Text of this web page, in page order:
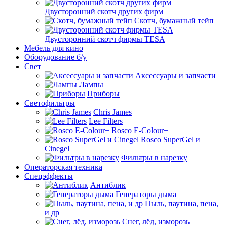
Двусторонний скотч других фирм
Скотч, бумажный тейп
Двусторонний скотч фирмы TESA
Мебель для кино
Оборудование б/у
Свет
Аксессуары и запчасти
Лампы
Приборы
Светофильтры
Chris James
Lee Filters
Rosco E-Colour+
Rosco SuperGel и
Cinegel
Фильтры в нарезку
Операторская техника
Спецэффекты
Антиблик
Генераторы дыма
Пыль, паутина, пена,
и др
Снег, лёд, изморозь